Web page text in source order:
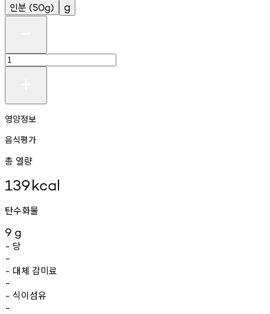
인분 (50g) g
영양정보
음식평가
총 열량
139kcal
탄수화물
9 g
- 당
-
- 대체 감미료
-
- 식이섬유
-